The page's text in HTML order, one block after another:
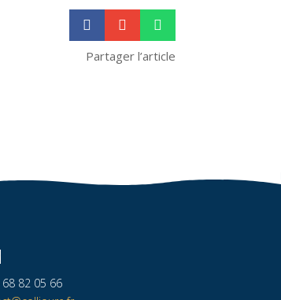
 

Partager l’article
82 05 66